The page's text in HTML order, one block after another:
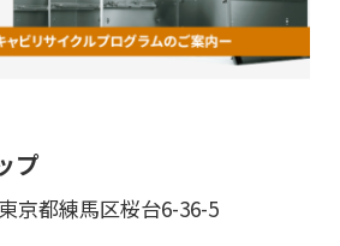
プ
東京都練馬区桜台6-36-5